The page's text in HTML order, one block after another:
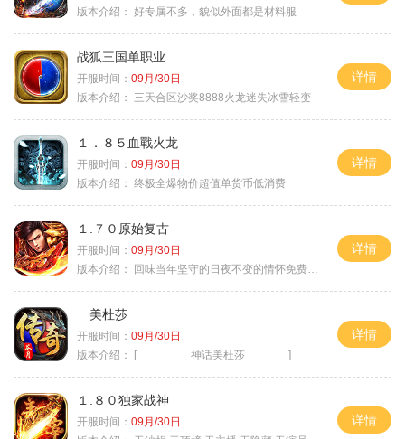
版本介绍： 好专属不多，貌似外面都是材料服
战狐三国单职业
开服时间： 09月/30日
版本介绍：
三天合区沙奖8888火龙迷失冰雪轻变
详情
１．８５血戰火龙
开服时间： 09月/30日
版本介绍： 终极全爆物价超值单货币低消费
详情
１.７０原始复古
开服时间： 09月/30日
版本介绍：
回味当年坚守的日夜不变的情怀免费绿色
详情
美杜莎
开服时间： 09月/30日
版本介绍：
[ 神话美杜莎 ]
详情
１.８０独家战神
开服时间： 09月/30日
详情